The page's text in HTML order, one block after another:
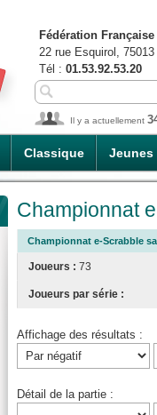
Classique Jeunes
Fédération
22 rue Esquirol,
Tél : 01.53.92.53.20
Il y a actuellement
Championnat
Championnat e-Scrabble
Joueurs : 73
Joueurs par série :
Affichage des résultats :
Détail de la partie :